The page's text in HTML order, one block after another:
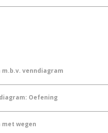
m.b.v. venndiagram
Oefening
met wegen